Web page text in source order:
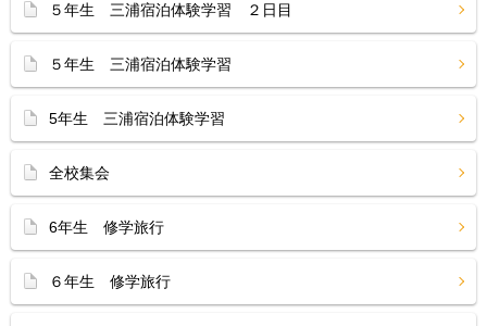
５年生 三浦宿泊体験学習 ２日目
５年生 三浦宿泊体験学習
5年生 三浦宿泊体験学習
全校集会
6年生 修学旅行
６年生 修学旅行